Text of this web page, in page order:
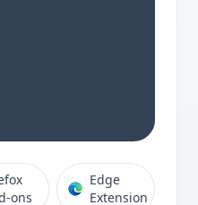
ons
Edge
Extension